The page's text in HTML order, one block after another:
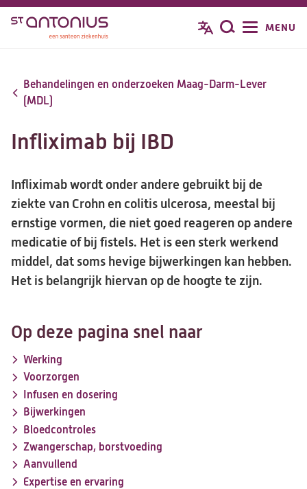
Overslaan
inhoud
gaan
Zoeken
MENU
Behandelingen en onderzoeken Maag-Darm-Lever
(MDL)
Infliximab bij IBD
Infliximab wordt onder andere gebruikt bij de
ziekte van Crohn en colitis ulcerosa, meestal bij
ernstige vormen, die niet goed reageren op andere
medicatie of bij fistels. Het is een sterk werkend
middel, dat soms hevige bijwerkingen kan hebben.
Het is belangrijk hiervan op de hoogte te zijn.
Op deze pagina snel naar
Werking
Voorzorgen
Infusen en dosering
Bijwerkingen
Bloedcontroles
Zwangerschap, borstvoeding
Aanvullend
Expertise en ervaring